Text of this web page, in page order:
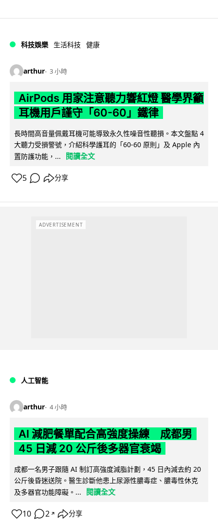
科技娛樂 生活科技 健康
arthur 3 小時
AirPods 用家注意聽力響紅燈 醫學界籲
耳機用戶謹守「60-60」鐵律
長時間高音量佩戴耳機可能導致永久性噪音性聽損。本文盤點 4
大聽力受損警號，介紹科學護耳的「60-60 原則」及 Apple 內
置防護功能，...
閱讀全文
5 分享
ADVERTISEMENT
人工智能
arthur 4 小時
AI 減肥餐單配合高強度操練 成都男
45 日減 20 公斤後多器官衰竭
成都一名男子跟隨 AI 制訂高強度減脂計劃，45 日內減去約 20
公斤後昏迷送院。醫生診斷他患上尿源性膿毒症、膿毒性休克
及多器官功能障礙。...
閱讀全文
10 2 ↗ 分享